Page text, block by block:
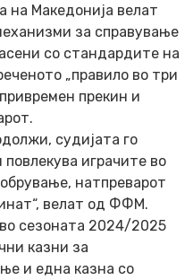
на Македонија велат
за справување
со стандардите на
„правило во три
прекин и
судијата го
играчите во
натпреварот
велат од ФФМ.
сезоната 2024/2025
казни за
и една казна со